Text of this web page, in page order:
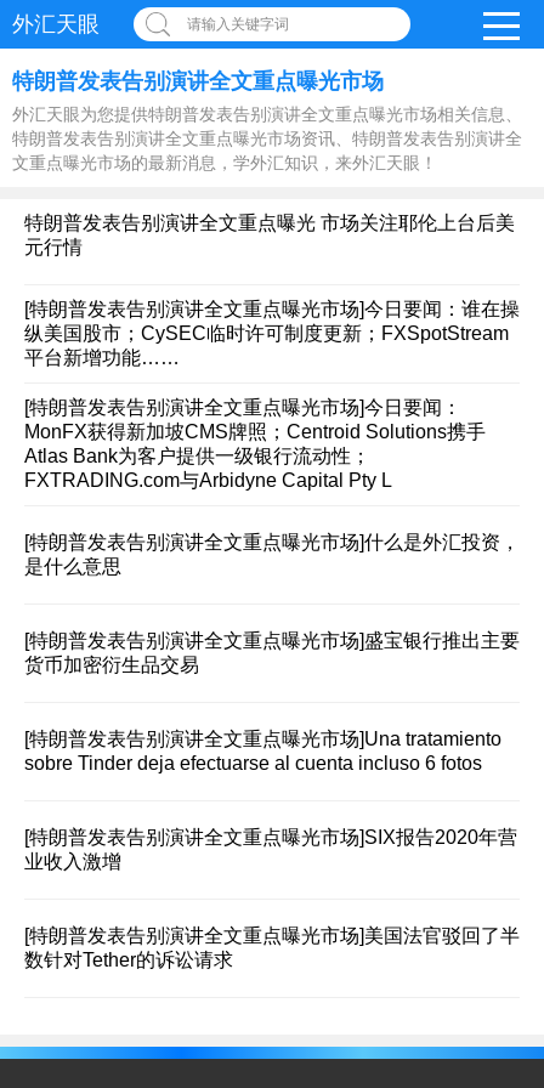
外汇天眼 请输入关键字词
特朗普发表告别演讲全文重点曝光市场
外汇天眼为您提供特朗普发表告别演讲全文重点曝光市场相关信息、
特朗普发表告别演讲全文重点曝光市场资讯、特朗普发表告别演讲全
文重点曝光市场的最新消息，学外汇知识，来外汇天眼！
特朗普发表告别演讲全文重点曝光 市场关注耶伦上台后美
元行情
[特朗普发表告别演讲全文重点曝光市场]今日要闻：谁在操
纵美国股市；CySEC临时许可制度更新；FXSpotStream
平台新增功能……
[特朗普发表告别演讲全文重点曝光市场]今日要闻：
MonFX获得新加坡CMS牌照；Centroid Solutions携手
Atlas Bank为客户提供一级银行流动性；
FXTRADING.com与Arbidyne Capital Pty L
[特朗普发表告别演讲全文重点曝光市场]什么是外汇投资，
是什么意思
[特朗普发表告别演讲全文重点曝光市场]盛宝银行推出主要
货币加密衍生品交易
[特朗普发表告别演讲全文重点曝光市场]Una tratamiento
sobre Tinder deja efectuarse al cuenta incluso 6 fotos
[特朗普发表告别演讲全文重点曝光市场]SIX报告2020年营
业收入激增
[特朗普发表告别演讲全文重点曝光市场]美国法官驳回了半
数针对Tether的诉讼请求